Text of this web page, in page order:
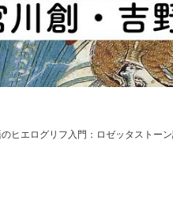
ヒエログリフ入門：ロゼッタストー